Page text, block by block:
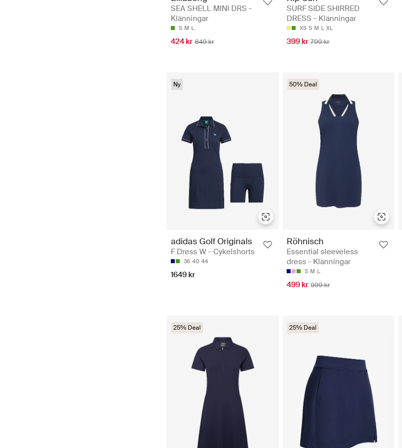
SEA SHELL MINI DRS -
Klänningar
S M L
424 kr 849 kr
SURF SIDE SHIRRED
DRESS - Klänningar
XS S M L XL
399 kr 799 kr
Ny
adidas Golf Originals
F Dress W - Cykelshorts
36 40 44
1649 kr
50% Deal
Röhnisch
Essential sleeveless
dress - Klänningar
S M L
499 kr 999 kr
25% Deal 25% Deal